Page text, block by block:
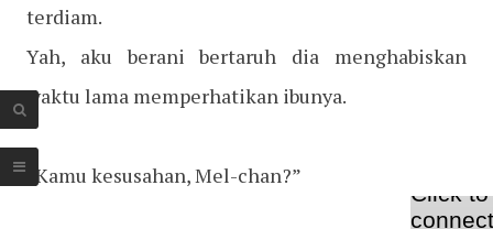
terdiam.
Yah, aku berani bertaruh dia menghabiskan
waktu lama memperhatikan ibunya.
“Kamu kesusahan, Mel-chan?”